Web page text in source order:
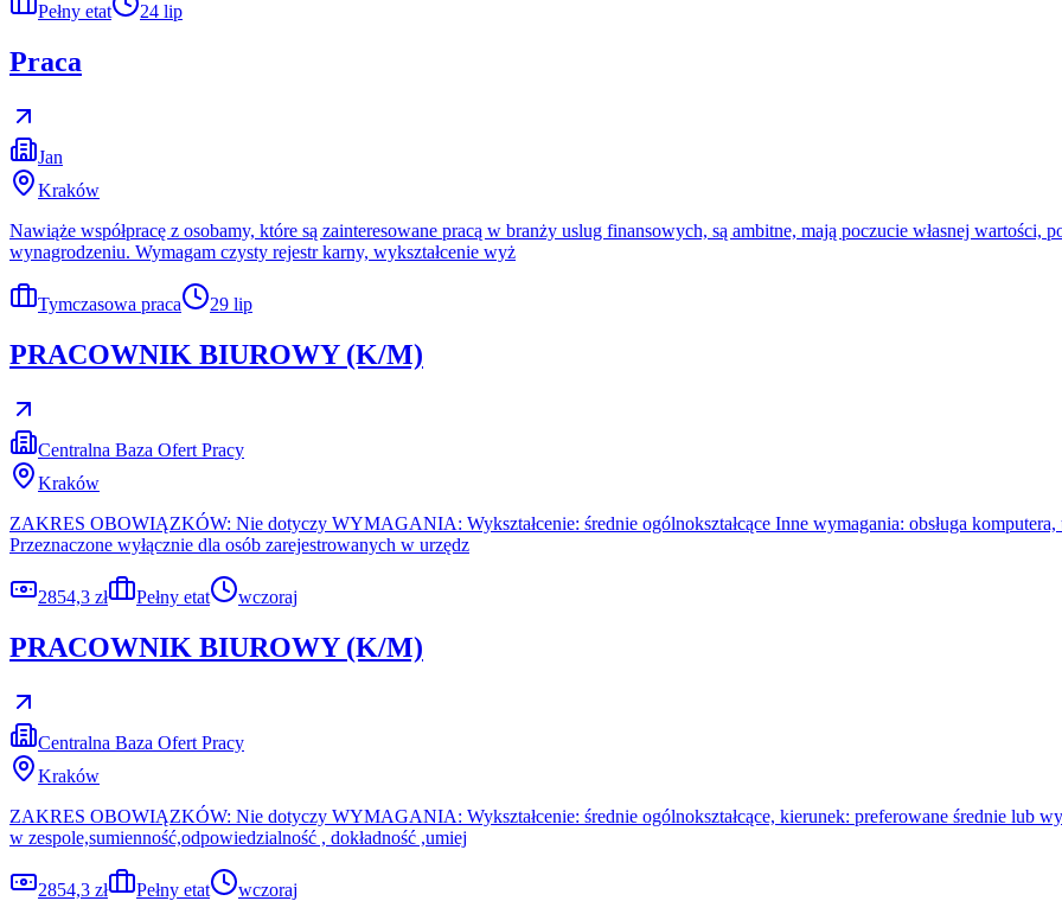
Pełny etat 24 lip
Praca
Jan
Kraków
Nawiąże współpracę z osobamy, które są zainteresowane pracą w branży uslug finansowych, są ambitne, mają poczucie własnej wartości,
wynagrodzeniu. Wymagam czysty rejestr karny, wykształcenie wyż
Tymczasowa praca 29 lip
PRACOWNIK BIUROWY (K/M)
Centralna Baza Ofert Pracy
Kraków
ZAKRES OBOWIĄZKÓW: Nie dotyczy WYMAGANIA: Wykształcenie: średnie ogólnokształcące Inne wymagania: obsługa
Przeznaczone wyłącznie dla osób zarejestrowanych w urzędz
2854,3 zł Pełny etat wczoraj
PRACOWNIK BIUROWY (K/M)
Centralna Baza Ofert Pracy
Kraków
ZAKRES OBOWIĄZKÓW: Nie dotyczy WYMAGANIA: Wykształcenie: średnie ogólnokształcące, kierunek: preferowane średnie lub
w zespole,sumienność,odpowiedzialność , dokładność ,umiej
2854,3 zł Pełny etat wczoraj